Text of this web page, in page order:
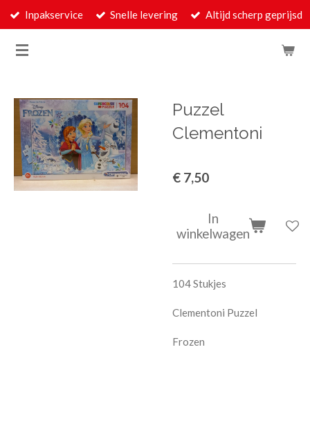
Ga
naar
Inpakservice Snelle levering Altijd scherp geprijsd
Puzzel
Clementoni
€ 7,50
In
winkelwagen
104 Stukjes
Clementoni Puzzel
Frozen